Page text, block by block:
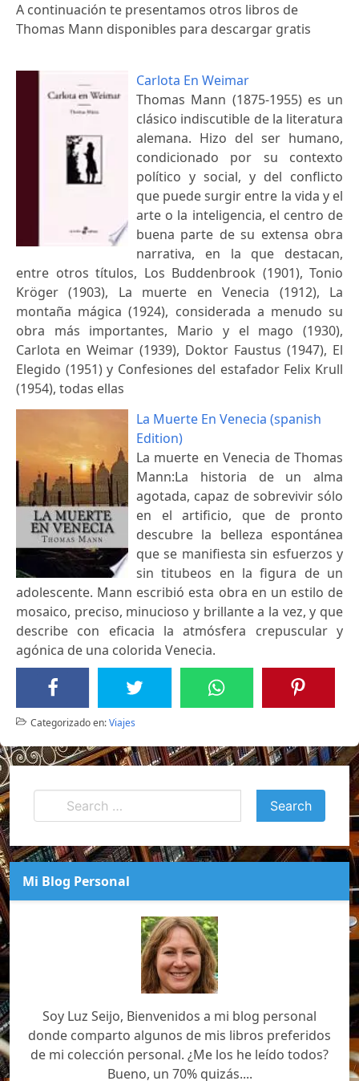
A continuación te presentamos otros libros de
Thomas Mann disponibles para descargar gratis
Carlota En Weimar
Thomas Mann (1875-1955) es un
clásico indiscutible de la literatura
alemana. Hizo del ser humano,
condicionado por su contexto
político y social, y del conflicto
que puede surgir entre la vida y el
arte o la inteligencia, el centro de
buena parte de su extensa obra
narrativa, en la que destacan,
entre otros títulos, Los Buddenbrook (1901), Tonio
Kröger (1903), La muerte en Venecia (1912), La
montaña mágica (1924), considerada a menudo su
obra más importantes, Mario y el mago (1930),
Carlota en Weimar (1939), Doktor Faustus (1947), El
Elegido (1951) y Confesiones del estafador Felix Krull
(1954), todas ellas
La Muerte En Venecia (spanish
Edition)
La muerte en Venecia de Thomas
Mann:La historia de un alma
agotada, capaz de sobrevivir sólo
en el artificio, que de pronto
descubre la belleza espontánea
que se manifiesta sin esfuerzos y
sin titubeos en la figura de un
adolescente. Mann escribió esta obra en un estilo de
mosaico, preciso, minucioso y brillante a la vez, y que
describe con eficacia la atmósfera crepuscular y
agónica de una colorida Venecia.
Categorizado en:Viajes
Mi Blog Personal
Soy Luz Seijo, Bienvenidos a mi blog personal
donde comparto algunos de mis libros preferidos
de mi colección personal. ¿Me los he leído todos?
Bueno, un 70% quizás....